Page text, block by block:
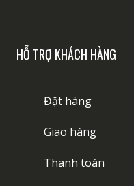
HỖ TRỢ KHÁCH HÀNG
Đặt hàng
Giao hàng
Thanh toán